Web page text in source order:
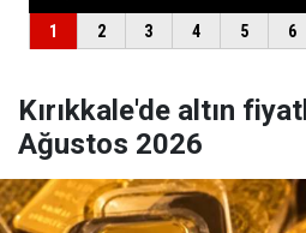
Kırıkkale'de altın
Ağustos 2026